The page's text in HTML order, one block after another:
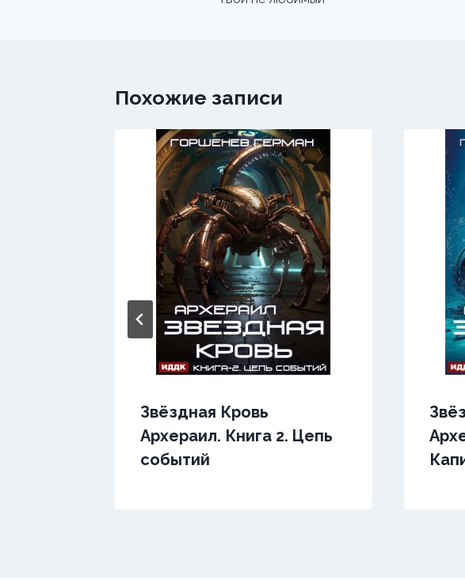
Похожие записи
Звёздная Кровь
Архераил. Книга 2. Цепь
событий